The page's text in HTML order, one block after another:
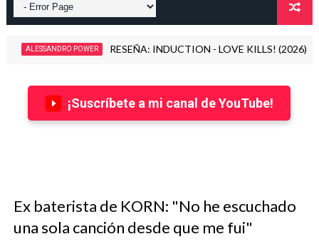
2026 INSIDIOUS DISEASE, banda formada por miembros de
¡Suscríbete a mi canal de YouTube!
Ex baterista de KORN: "No he escuchado
una sola canción desde que me fui"